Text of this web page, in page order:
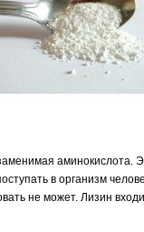
аминокислота.
в организм
не может. Лизин